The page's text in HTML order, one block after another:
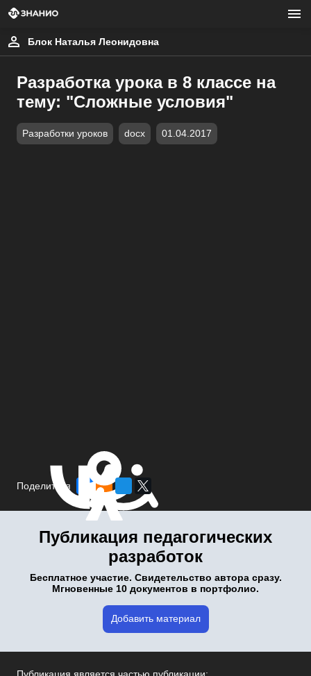
Блок Наталья Леонидовна
Разработка урока в 8 классе на
тему: "Сложные условия"
Разработки уроков docx 01.04.2017
Поделиться
Публикация педагогических
разработок
Бесплатное участие. Свидетельство автора сразу.
Мгновенные 10 документов в портфолио.
Добавить материал